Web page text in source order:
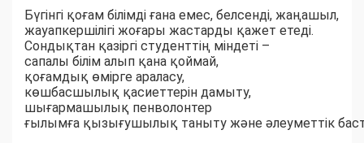
Бүгінгі қоғам білімді ғана емес, белсенді, жаңашыл,
жауапкершілігі жоғары жастарды қажет етеді.
Сондықтан қазіргі студенттің міндеті –
сапалы білім алып қана қоймай,
қоғамдық өмірге араласу,
көшбасшылық қасиеттерін дамыту,
шығармашылық пенволонтер
ғылымға қызығушылық таныту және әлеуметтік